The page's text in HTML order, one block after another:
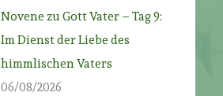
Novene zu Gott Vater – Tag 9:
Im Dienst der Liebe des
himmlischen Vaters
06/08/2026